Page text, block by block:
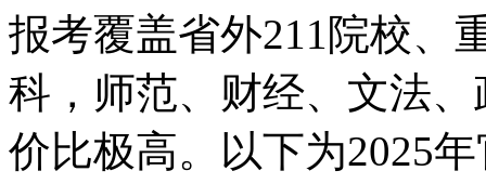
报考覆盖省外211院校、
科，师范、财经、文法
价比极高。以下为2025